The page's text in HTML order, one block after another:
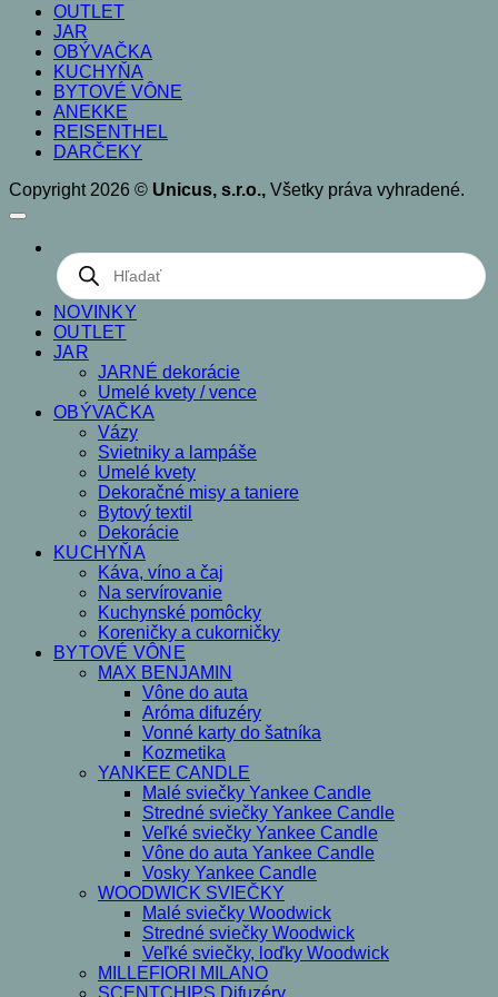
OUTLET
JAR
OBÝVAČKA
KUCHYŇA
BYTOVÉ VÔNE
ANEKKE
REISENTHEL
DARČEKY
Copyright 2026 © Unicus, s.r.o., Všetky práva vyhradené.
Products
search
NOVINKY
OUTLET
JAR
JARNÉ dekorácie
Umelé kvety / vence
OBÝVAČKA
Vázy
Svietniky a lampáše
Umelé kvety
Dekoračné misy a taniere
Bytový textil
Dekorácie
KUCHYŇA
Káva, víno a čaj
Na servírovanie
Kuchynské pomôcky
Koreničky a cukorničky
BYTOVÉ VÔNE
MAX BENJAMIN
Vône do auta
Aróma difuzéry
Vonné karty do šatníka
Kozmetika
YANKEE CANDLE
Malé sviečky Yankee Candle
Stredné sviečky Yankee Candle
Veľké sviečky Yankee Candle
Vône do auta Yankee Candle
Vosky Yankee Candle
WOODWICK SVIEČKY
Malé sviečky Woodwick
Stredné sviečky Woodwick
Veľké sviečky, loďky Woodwick
MILLEFIORI MILANO